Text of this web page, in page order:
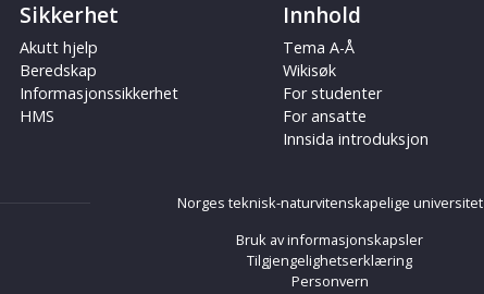
Sikkerhet
Akutt hjelp
Beredskap
Informasjonssikkerhet
HMS
Innhold
Tema A-Å
Wikisøk
For studenter
For ansatte
Innsida introduksjon
Norges teknisk-naturvitenskapelige universitet
Bruk av informasjonskapsler
Tilgjengelighetserklæring
Personvern